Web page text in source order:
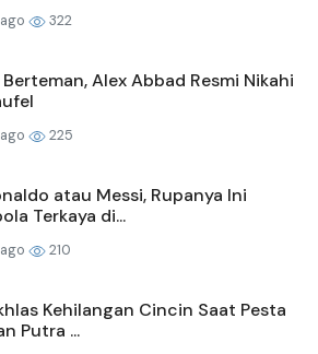
322
Berteman, Alex Abbad Resmi Nikahi
225
atau Messi, Rupanya Ini
Terkaya di...
210
Kehilangan Cincin Saat Pesta
Putra ...